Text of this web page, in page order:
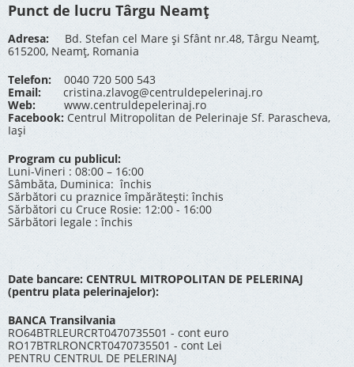
Punct de lucru Târgu Neamț
Adresa: Bd. Stefan cel Mare și Sfânt nr.48, Târgu Neamț,
615200, Neamț, Romania
Telefon: 0040 720 500 543
Email:
cristina.zlavog@centruldepelerinaj.ro
Web:
www.centruldepelerinaj.ro
Facebook: Centrul Mitropolitan de Pelerinaje Sf. Parascheva,
Iași
Program cu publicul:
Luni-Vineri : 08:00 – 16:00
Sâmbăta, Duminica: închis
Sărbători cu praznice împărătești: închis
Sărbători cu Cruce Rosie: 12:00 - 16:00
Sărbători legale : închis
Date bancare: CENTRUL MITROPOLITAN DE PELERINAJ
(pentru plata pelerinajelor):
BANCA Transilvania
RO64BTRLEURCRT0470735501 - cont euro
RO17BTRLRONCRT0470735501 - cont Lei
PENTRU CENTRUL DE PELERINAJ